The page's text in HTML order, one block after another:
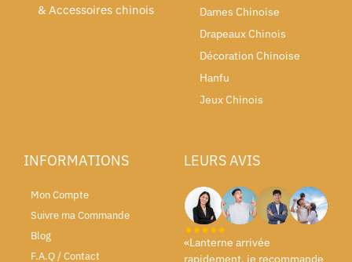
& Accessoires chinois
Dames Chinoise
Drapeaux Chinois
Décoration Chinoise
Hanfu
Jeux Chinois
INFORMATIONS
Mon Compte
Suivre ma Commande
Blog
F.A.Q / Contact
LEURS AVIS
«Lanterne arrivée